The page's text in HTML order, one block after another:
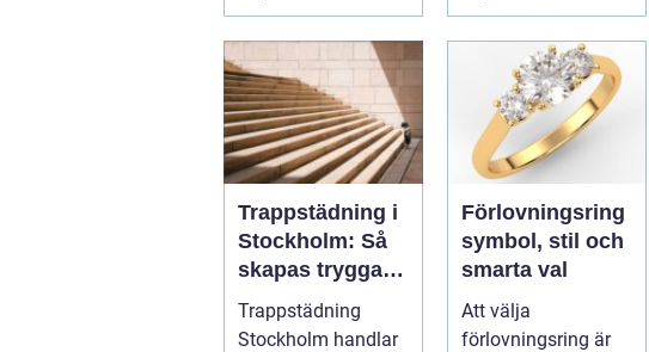
hyra. För många
före...
åtgärderna för att
undvika fuk...
Trappstädning i
Stockholm: Så
skapas trygga
och trivsamma
trapphus
Trappstädning
Stockholm handlar
Förlovningsring
symbol, stil och
smarta val
Att välja
förlovningsring är